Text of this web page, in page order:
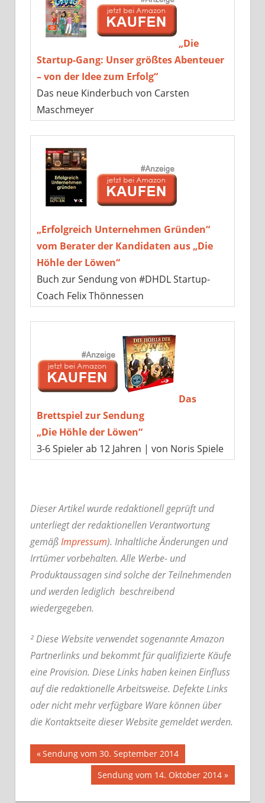
„Die
Startup-Gang: Unser größtes Abenteuer
– von der Idee zum Erfolg“
Das neue Kinderbuch von Carsten
Maschmeyer
„Erfolgreich Unternehmen Gründen“
vom Berater der Kandidaten aus „Die
Höhle der Löwen“
Buch zur Sendung von #DHDL Startup-
Coach Felix Thönnessen
Das
Brettspiel zur Sendung
„Die Höhle der Löwen“
3-6 Spieler ab 12 Jahren | von Noris Spiele
Dieser Artikel wurde redaktionell geprüft und
unterliegt der redaktionellen Verantwortung
gemäßImpressum). Inhaltliche Änderungen und
Irrtümer vorbehalten. Alle Werbe- und
Produktaussagen sind solche der Teilnehmenden
und werden lediglich beschreibend
wiedergegeben.
² Diese Website verwendet sogenannte Amazon
Partnerlinks und bekommt für qualifizierte Käufe
eine Provision. Diese Links haben keinen Einfluss
auf die redaktionelle Arbeitsweise. Defekte Links
oder nicht mehr verfügbare Ware können über
die Kontaktseite dieser Website gemeldet werden.
Beitrags-
Navigation
Vorheriger
Sendung vom 30. September 2014
Nächster
Beitrag:
Sendung vom 14. Oktober 2014